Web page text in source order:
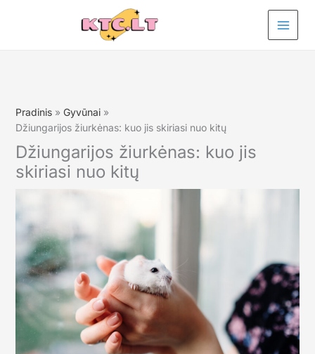
Pradinis
Gyvūnai
Džiungarijos žiurkėnas: kuo jis skiriasi nuo kitų
Džiungarijos žiurkėnas: kuo jis
skiriasi nuo kitų